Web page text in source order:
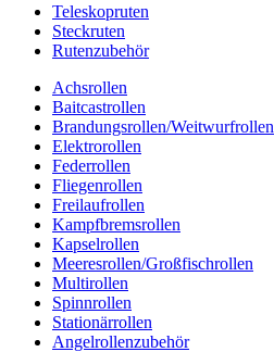
Teleskopruten
Steckruten
Rutenzubehör
Achsrollen
Baitcastrollen
Brandungsrollen/Weitwurfrollen
Elektrorollen
Federrollen
Fliegenrollen
Freilaufrollen
Kampfbremsrollen
Kapselrollen
Meeresrollen/Großfischrollen
Multirollen
Spinnrollen
Stationärrollen
Angelrollenzubehör